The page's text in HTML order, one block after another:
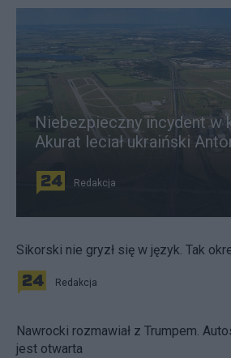
Niebezpieczny incydent w
Akurat leciał ukraiński
Redakcja
Sikorski nie gryzł się w język. Tak
Redakcja
Nawrocki rozmawiał z Trumpem.
jest otwarta